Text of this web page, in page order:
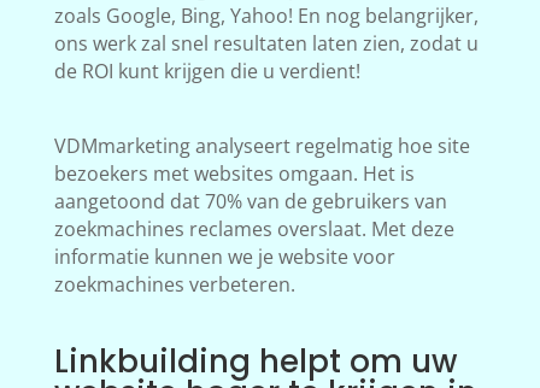
zoals Google, Bing, Yahoo! En nog belangrijker,
ons werk zal snel resultaten laten zien, zodat u
de ROI kunt krijgen die u verdient!
VDMmarketing analyseert regelmatig hoe site
bezoekers met websites omgaan. Het is
aangetoond dat 70% van de gebruikers van
zoekmachines reclames overslaat. Met deze
informatie kunnen we je website voor
zoekmachines verbeteren.
Linkbuilding helpt om uw